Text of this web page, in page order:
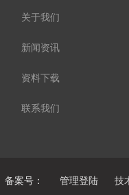
关于我们
新闻资讯
资料下载
联系我们
备案号： 管理登陆 技